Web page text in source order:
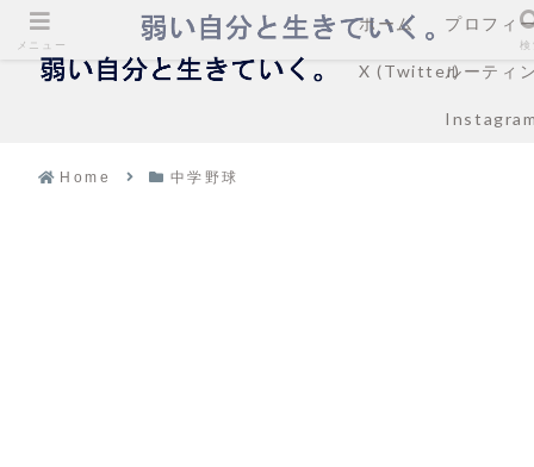
ホーム プロフィ
X (Twitter)ルーティ
Home 中学野球
メニュー